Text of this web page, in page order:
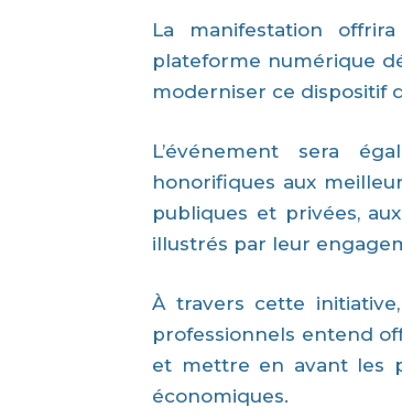
La manifestation
plateforme numérique
moderniser ce dispositif
L’événement sera
honorifiques aux
publiques et privées,
illustrés par leur
À travers cette
professionnels entend
et mettre en avant les
économiques.